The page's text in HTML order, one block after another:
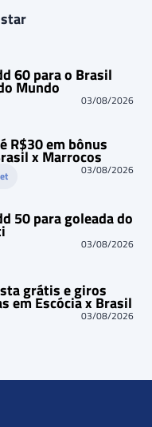
60 para o Brasil
Mundo
03/08/2026
R$30 em bônus
x Marrocos
03/08/2026
50 para goleada do
03/08/2026
grátis e giros
em Escócia x Brasil
03/08/2026